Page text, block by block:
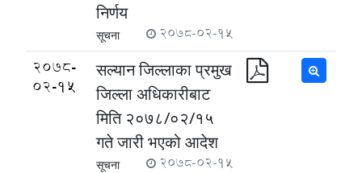
निर्णय
सूचना 2078-02-15
2078-
02-15
सल्यान जिल्लाका प्रमुख
जिल्ला अधिकारीबाट
मिति २०७८/०२/१५
गते जारी भएको आदेश
सूचना 2078-02-15